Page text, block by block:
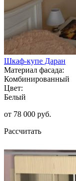
Шкаф-купе Даран
Материал фасада:
Комбинированный
Цвет:
Белый
от 78 000 руб.
Рассчитать